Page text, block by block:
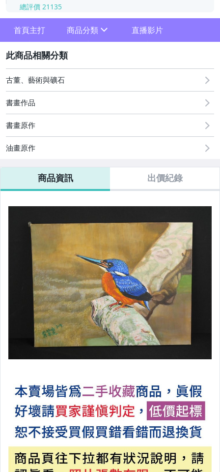
總評價 21135
首頁主打 商品分類
K書法字畫、水墨畫
A珠寶首飾、貴金屬、骨纇
B翡翠玉石、水晶、琥珀蜜蠟
C紫砂壺、茶壺、紫砂文玩
D舊幣、舊鈔、紀念幣
G文獻、照片、獎章
H包包、鞋子、服飾、配件
I 香水、飾品
L/M西畫顏料畫、黏貼畫、印畫
N/O晶礦瑪瑙、石頭、玻璃琉璃
P木頭、漆器、木雕、竹器竹雕
S玩具、POLY、貝殼、牛角類
U生活、相機、樂器、釣具、運動
T陶瓷碗盤、杯子、湯匙、茶具
廣告區
直播影片
古董、藝術與礦石
書畫作品
書畫原作
油畫原作
商品資訊 出價紀錄